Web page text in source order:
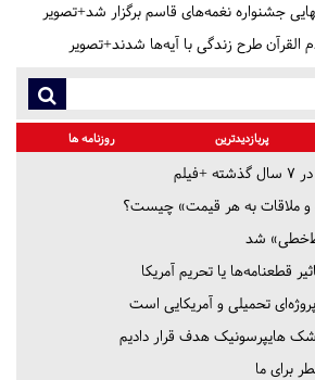
جشنواره نغمه‌های قاسم برگزار شد+تصویر
پربازدیدترین روزنامه ها
و ملاقات به هر قیمت» چیست؟
شد
قطعنامه‌ها یا تحریم‌ آمریکا
تحمیلی و آمریکایی است
هایپرسونیک هدف قرار دادیم
برای ما